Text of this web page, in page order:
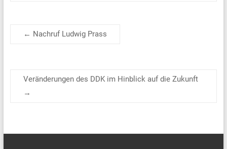
← Nachruf Ludwig Prass
Veränderungen des DDK im Hinblick auf die Zukunft
→